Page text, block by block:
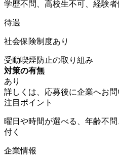
学歴不問、高校生不可、経験者
待遇
社会保険制度あり
受動喫煙防止の取り組み
対策の有無
あり
詳しくは、応募後に企業へお
注目ポイント
曜日や時間が選べる、年齢不
付く
企業情報